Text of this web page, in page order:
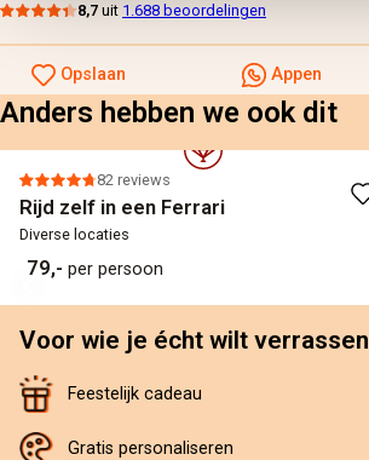
8,7 uit 1.688 beoordelingen
Opslaan Appen
Anders hebben we ook dit
82 reviews
Rijd zelf in een Ferrari
Diverse locaties
79,- per persoon
Voor wie je écht wilt verrassen
Feestelijk cadeau
Gratis personaliseren